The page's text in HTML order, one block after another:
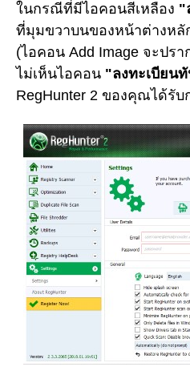
ในกรณีที่มีไอคอนสีเหลือง "
ที่มุมขวาบนของหน้าต่างหลั
(ไอคอน Add Image จะป
ไม่เห็นไอคอน "ลงทะเบียน
RegHunter 2 ของคุณได้รับ